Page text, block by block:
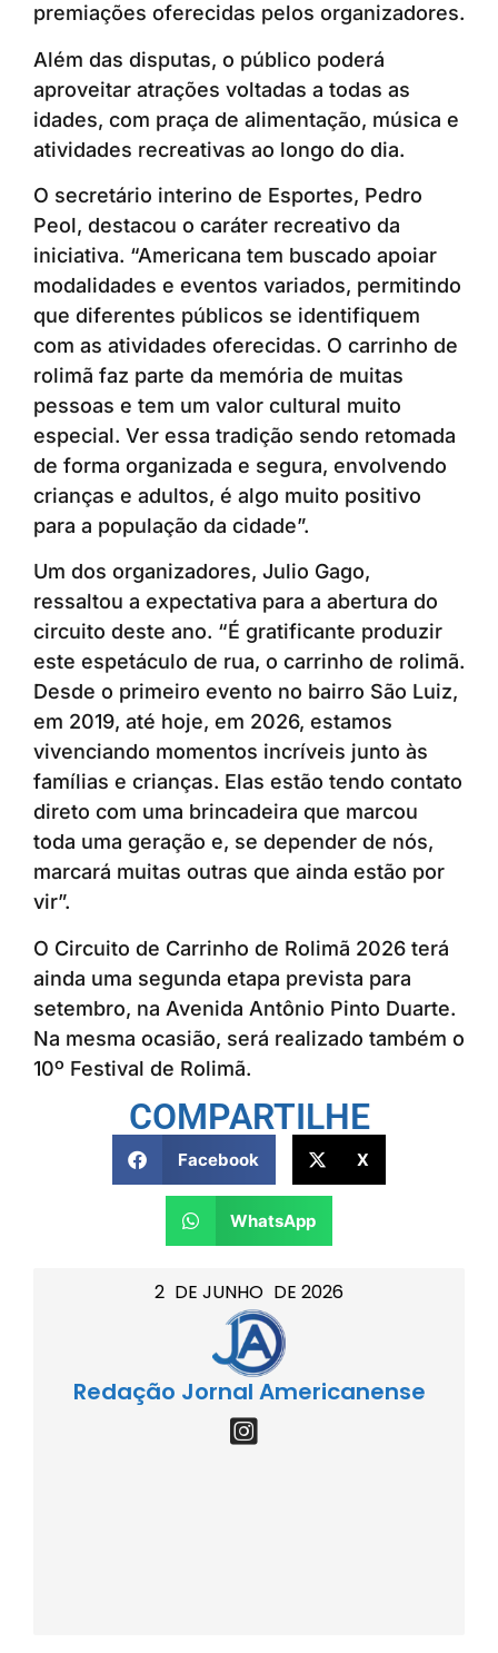
2 DE JUNHO DE 2026
Redação Jornal Americanense
premiações oferecidas pelos organizadores.
Além das disputas, o público poderá
aproveitar atrações voltadas a todas as
idades, com praça de alimentação, música e
atividades recreativas ao longo do dia.
O secretário interino de Esportes, Pedro
Peol, destacou o caráter recreativo da
iniciativa. “Americana tem buscado apoiar
modalidades e eventos variados, permitindo
que diferentes públicos se identifiquem
com as atividades oferecidas. O carrinho de
rolimã faz parte da memória de muitas
pessoas e tem um valor cultural muito
especial. Ver essa tradição sendo retomada
de forma organizada e segura, envolvendo
crianças e adultos, é algo muito positivo
para a população da cidade”.
Um dos organizadores, Julio Gago,
ressaltou a expectativa para a abertura do
circuito deste ano. “É gratificante produzir
este espetáculo de rua, o carrinho de rolimã.
Desde o primeiro evento no bairro São Luiz,
em 2019, até hoje, em 2026, estamos
vivenciando momentos incríveis junto às
famílias e crianças. Elas estão tendo contato
direto com uma brincadeira que marcou
toda uma geração e, se depender de nós,
marcará muitas outras que ainda estão por
vir”.
O Circuito de Carrinho de Rolimã 2026 terá
ainda uma segunda etapa prevista para
setembro, na Avenida Antônio Pinto Duarte.
Na mesma ocasião, será realizado também o
10º Festival de Rolimã.
COMPARTILHE
Facebook X
WhatsApp